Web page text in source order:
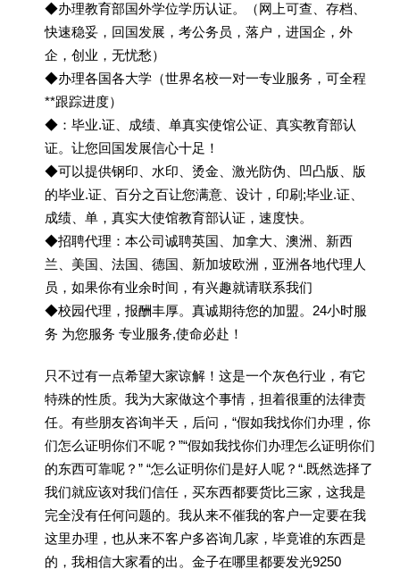
◆办理教育部国外学位学历认证。（网上可查、存档、
快速稳妥，回国发展，考公务员，落户，进国企，外
企，创业，无忧愁）
◆办理各国各大学（世界名校一对一专业服务，可全程
**跟踪进度）
◆：毕业.证、成绩、单真实使馆公证、真实教育部认
证。让您回国发展信心十足！
◆可以提供钢印、水印、烫金、激光防伪、凹凸版、版
的毕业.证、百分之百让您满意、设计，印刷;毕业.证、
成绩、单，真实大使馆教育部认证，速度快。
◆招聘代理：本公司诚聘英国、加拿大、澳洲、新西
兰、美国、法国、德国、新加坡欧洲，亚洲各地代理人
员，如果你有业余时间，有兴趣就请联系我们
◆校园代理，报酬丰厚。真诚期待您的加盟。24小时服
务 为您服务 专业服务,使命必赴！
只不过有一点希望大家谅解！这是一个灰色行业，有它
特殊的性质。我为大家做这个事情，担着很重的法律责
任。有些朋友咨询半天，后问，“假如我找你们办理，你
们怎么证明你们不呢？”“假如我找你们办理怎么证明你们
的东西可靠呢？” “怎么证明你们是好人呢？“.既然选择了
我们就应该对我们信任，买东西都要货比三家，这我是
完全没有任何问题的。我从来不催我的客户一定要在我
这里办理，也从来不客户多咨询几家，毕竟谁的东西是
的，我相信大家看的出。金子在哪里都要发光9250